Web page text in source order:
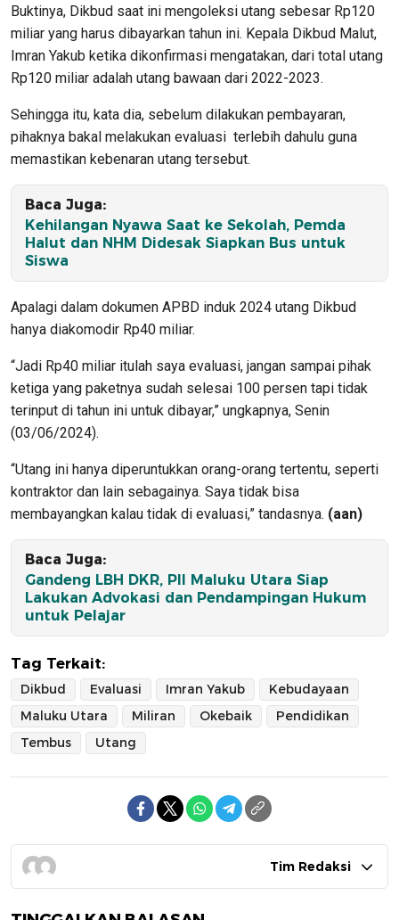
Buktinya, Dikbud saat ini mengoleksi utang sebesar Rp120
miliar yang harus dibayarkan tahun ini. Kepala Dikbud Malut,
Imran Yakub ketika dikonfirmasi mengatakan, dari total utang
Rp120 miliar adalah utang bawaan dari 2022-2023.
Sehingga itu, kata dia, sebelum dilakukan pembayaran,
pihaknya bakal melakukan evaluasi terlebih dahulu guna
memastikan kebenaran utang tersebut.
Baca Juga:
Kehilangan Nyawa Saat ke Sekolah, Pemda
Halut dan NHM Didesak Siapkan Bus untuk
Siswa
Apalagi dalam dokumen APBD induk 2024 utang Dikbud
hanya diakomodir Rp40 miliar.
“Jadi Rp40 miliar itulah saya evaluasi, jangan sampai pihak
ketiga yang paketnya sudah selesai 100 persen tapi tidak
terinput di tahun ini untuk dibayar,” ungkapnya, Senin
(03/06/2024).
“Utang ini hanya diperuntukkan orang-orang tertentu, seperti
kontraktor dan lain sebagainya. Saya tidak bisa
membayangkan kalau tidak di evaluasi,” tandasnya. (aan)
Baca Juga:
Gandeng LBH DKR, PII Maluku Utara Siap
Lakukan Advokasi dan Pendampingan Hukum
untuk Pelajar
Tag Terkait:
Dikbud Evaluasi Imran Yakub
Kebudayaan
Maluku Utara
Miliran Okebaik
Pendidikan
Tembus
Utang
Tim Redaksi